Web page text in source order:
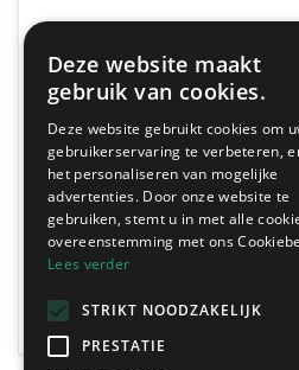
Vind een geschikte
door vrijblijvend
vergelijken:
Gratis
U
MIJN
Deze website maakt
gebruik van cookies.
Deze website gebruikt cookies om
gebruikerservaring te verbeteren,
het personaliseren van mogelijke
advertenties. Door onze website te
gebruiken, stemt u in met alle
overeenstemming met ons
Lees verder
STRIKT NOODZAKELIJK
PRESTATIE